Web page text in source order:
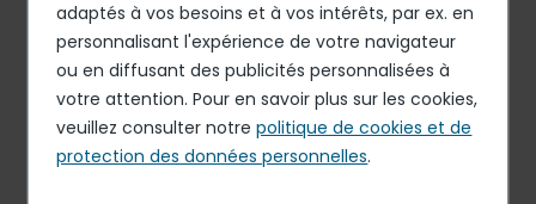
Elior Group annonce la nomination de Ludovic Oster au
poste de directeur des ressources humaines d’Elior
Group. Rattaché à Philippe Guillemot, directeur général
d’Elior Group, il est membre du comité exécutif du
Groupe.
adaptés à vos besoins et à vos intérêts, par ex. en
personnalisant l'expérience de votre navigateur
ou en diffusant des publicités personnalisées à
votre attention. Pour en savoir plus sur les cookies,
veuillez consulter notrepolitique de cookies et de
protection des données personnelles.